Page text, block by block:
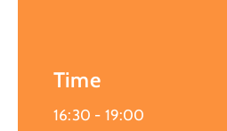
Time
16:30 - 19:00